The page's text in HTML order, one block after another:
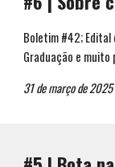
Boletim #42; Edital
Graduação e muito
31demarçode 2025